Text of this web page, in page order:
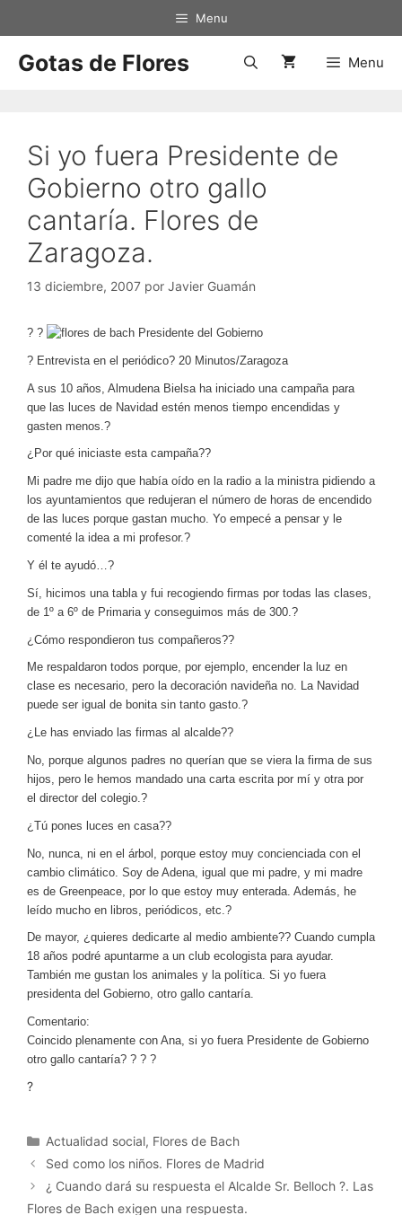
Menu
Gotas de Flores Menu
Si yo fuera Presidente de
Gobierno otro gallo
cantaría. Flores de
Zaragoza.
13 diciembre, 2007 por Javier Guamán
? ?
? Entrevista en el periódico? 20 Minutos/Zaragoza
A sus 10 años, Almudena Bielsa ha iniciado una campaña para
que las luces de Navidad estén menos tiempo encendidas y
gasten menos.?
¿Por qué iniciaste esta campaña??
Mi padre me dijo que había oído en la radio a la ministra pidiendo a
los ayuntamientos que redujeran el número de horas de encendido
de las luces porque gastan mucho. Yo empecé a pensar y le
comenté la idea a mi profesor.?
Y él te ayudó…?
Sí, hicimos una tabla y fui recogiendo firmas por todas las clases,
de 1º a 6º de Primaria y conseguimos más de 300.?
¿Cómo respondieron tus compañeros??
Me respaldaron todos porque, por ejemplo, encender la luz en
clase es necesario, pero la decoración navideña no. La Navidad
puede ser igual de bonita sin tanto gasto.?
¿Le has enviado las firmas al alcalde??
No, porque algunos padres no querían que se viera la firma de sus
hijos, pero le hemos mandado una carta escrita por mí y otra por
el director del colegio.?
¿Tú pones luces en casa??
No, nunca, ni en el árbol, porque estoy muy concienciada con el
cambio climático. Soy de Adena, igual que mi padre, y mi madre
es de Greenpeace, por lo que estoy muy enterada. Además, he
leído mucho en libros, periódicos, etc.?
De mayor, ¿quieres dedicarte al medio ambiente?? Cuando cumpla
18 años podré apuntarme a un club ecologista para ayudar.
También me gustan los animales y la política. Si yo fuera
presidenta del Gobierno, otro gallo cantaría.
Comentario:
Coincido plenamente con Ana, si yo fuera Presidente de Gobierno
otro gallo cantaría? ? ? ?
?
Categorías
Actualidad social, Flores de Bach
Sed como los niños. Flores de Madrid
¿ Cuando dará su respuesta el Alcalde Sr. Belloch ?. Las
Flores de Bach exigen una respuesta.